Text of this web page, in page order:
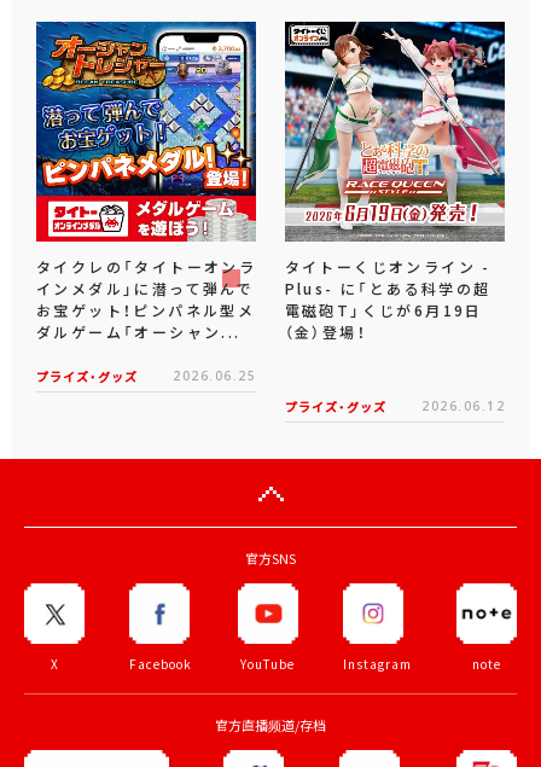
タイクレの「タイトーオンラ
インメダル」に潜って弾んで
お宝ゲット！ピンパネル型メ
ダルゲーム「オーシャン...
プライズ・グッズ 2026.06.25
タイトーくじオンライン -
Plus- に「とある科学の超
電磁砲T」くじが6月19日
（金）登場！
プライズ・グッズ 2026.06.12
官方SNS
X Facebook YouTube Instagram note
官方直播频道/存档